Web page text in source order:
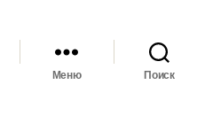
Меню Поиск